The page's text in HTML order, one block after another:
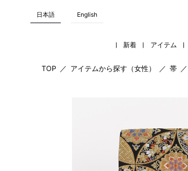
日本語 English
新着 アイテム
TOP ／ アイテムから探す（女性） ／ 帯 ／